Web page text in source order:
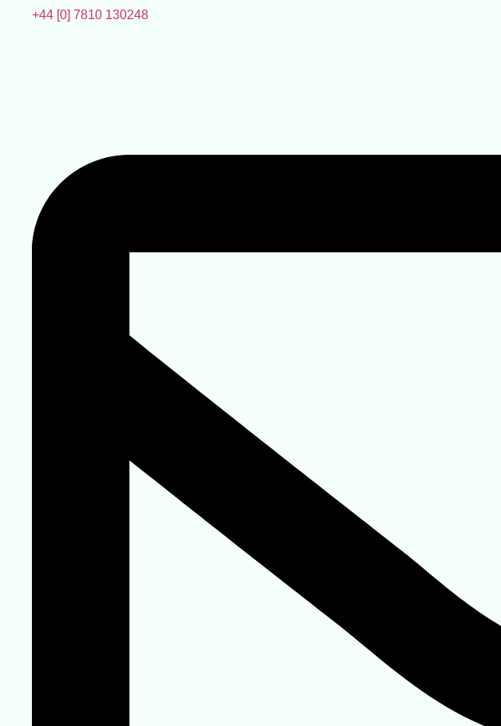
+44 [0] 7810 130248